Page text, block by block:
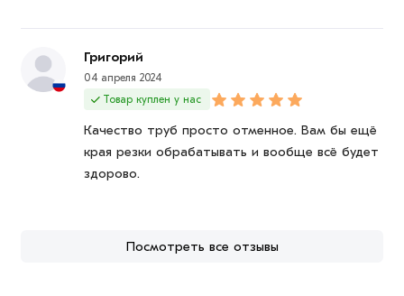
Григорий
04 апреля 2024
Товар куплен у нас
Качество труб просто отменное. Вам бы ещё
края резки обрабатывать и вообще всё будет
здорово.
Посмотреть все отзывы